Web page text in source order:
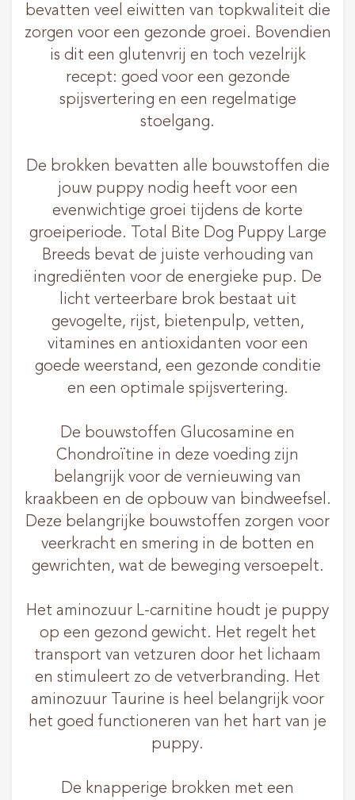
bevatten veel eiwitten van topkwaliteit die
zorgen voor een gezonde groei. Bovendien
is dit een glutenvrij en toch vezelrijk
recept: goed voor een gezonde
spijsvertering en een regelmatige
stoelgang.
De brokken bevatten alle bouwstoffen die
jouw puppy nodig heeft voor een
evenwichtige groei tijdens de korte
groeiperiode. Total Bite Dog Puppy Large
Breeds bevat de juiste verhouding van
ingrediënten voor de energieke pup. De
licht verteerbare brok bestaat uit
gevogelte, rijst, bietenpulp, vetten,
vitamines en antioxidanten voor een
goede weerstand, een gezonde conditie
en een optimale spijsvertering.
De bouwstoffen Glucosamine en
Chondroïtine in deze voeding zijn
belangrijk voor de vernieuwing van
kraakbeen en de opbouw van bindweefsel.
Deze belangrijke bouwstoffen zorgen voor
veerkracht en smering in de botten en
gewrichten, wat de beweging versoepelt.
Het aminozuur L-carnitine houdt je puppy
op een gezond gewicht. Het regelt het
transport van vetzuren door het lichaam
en stimuleert zo de vetverbranding. Het
aminozuur Taurine is heel belangrijk voor
het goed functioneren van het hart van je
puppy.
De knapperige brokken met een